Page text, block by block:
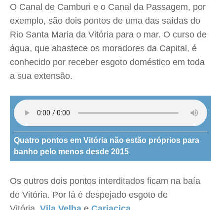
O Canal de Camburi e o Canal da Passagem, por
exemplo, são dois pontos de uma das saídas do
Rio Santa Maria da Vitória para o mar. O curso de
água, que abastece os moradores da Capital, é
conhecido por receber esgoto doméstico em toda
a sua extensão.
Quatro pontos em Vitória não estão próprios para
banho pelo menos desde 2015
Os outros dois pontos interditados ficam na baía
de Vitória. Por lá é despejado esgoto de